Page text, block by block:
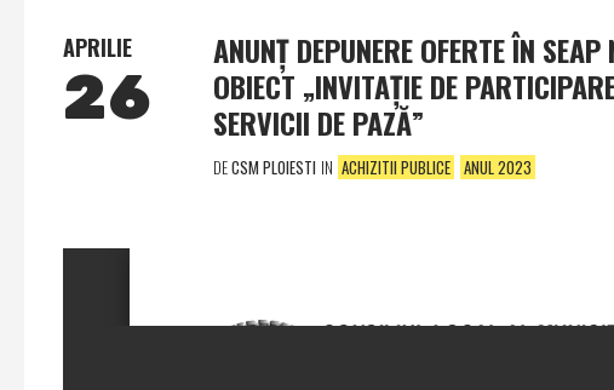
APRILIE
26
ANUNŢ DEPUNERE OFERTE ÎN
OBIECT „INVITAŢIE DE
SERVICII DE PAZĂ”
DECSM PLOIESTI IN ACHIZITII PUBLICE ANUL 2023